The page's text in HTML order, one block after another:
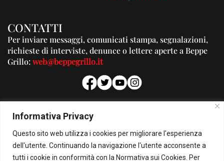
Informativa Privacy
Questo sito web utilizza i cookies per migliorare l'esperienza
dell'utente. Continuando la navigazione l'utente acconsente a
tutti i cookie in conformità con la Normativa sui Cookies. Per
CONTATTI
Per inviare messaggi, comunicati stampa, segnalazioni,
richieste di interviste, denunce o lettere aperte a Beppe
Grillo:web@beppegrillo.it
PUBBLICITA'
Per la tua pubblicità su questo Blog:
pubblicita@beppegrillo.it